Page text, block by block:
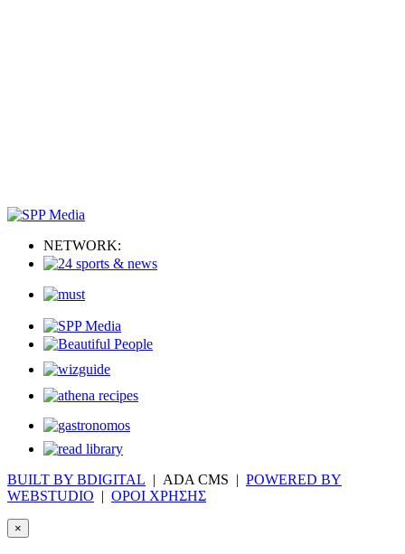
NETWORK:
BUILT BY BDIGITAL | ADA CMS | POWERED BY
WEBSTUDIO | ΟΡΟΙ ΧΡΗΣΗΣ
×